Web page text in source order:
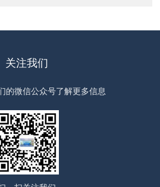
关注我们
的微信公众号了解更多信息